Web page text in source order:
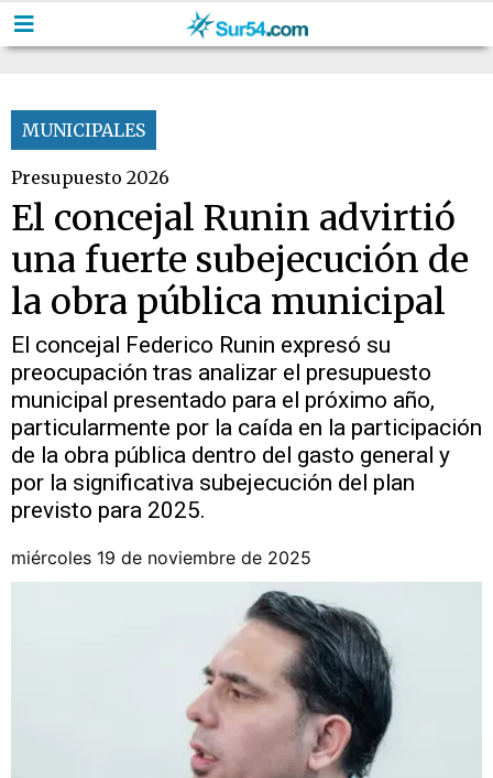
MUNICIPALES
Presupuesto 2026
El concejal Runin advirtió
una fuerte subejecución de
la obra pública municipal
El concejal Federico Runin expresó su
preocupación tras analizar el presupuesto
municipal presentado para el próximo año,
particularmente por la caída en la participación
de la obra pública dentro del gasto general y
por la significativa subejecución del plan
previsto para 2025.
miércoles 19 de noviembre de 2025